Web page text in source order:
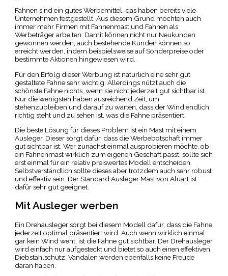
Fahnen sind ein gutes Werbemittel, das haben bereits viele
Unternehmen festgestellt. Aus diesem Grund möchten auch
immer mehr Firmen mit Fahnenmast und Fahnen als
Werbeträger arbeiten. Damit können nicht nur Neukunden
gewonnen werden, auch bestehende Kunden können so
erreicht werden, indem beispielsweise auf Sonderpreise oder
bestimmte Aktionen hingewiesen wird.
Für den Erfolg dieser Werbung ist natürlich eine sehr gut
gestaltete Fahne sehr wichtig. Allerdings nützt auch die
schönste Fahne nichts, wenn sie nicht jederzeit gut sichtbar ist.
Nur die wenigsten haben ausreichend Zeit, um
stehenzubleiben und darauf zu warten, dass der Wind endlich
richtig steht und zu sehen ist, was die Fahne präsentiert.
Die beste Lösung für dieses Problem ist ein Mast mit einem
Ausleger. Dieser sorgt dafür, dass die Werbebotschaft immer
gut sichtbar ist. Wer zunächst einmal ausprobieren möchte, ob
ein Fahnenmast wirklich zum eigenen Geschäft passt, sollte sich
erst einmal für ein relativ preiswertes Modell entscheiden.
Selbstverständlich sollte dieses aber trotzdem auch sehr robust
und effektiv sein. Der Standard Ausleger Mast von Aluart ist
dafür sehr gut geeignet.
Mit Ausleger werben
Ein Drehausleger sorgt bei diesem Modell dafür, dass die Fahne
jederzeit optimal präsentiert wird. Auch wenn wirklich einmal
gar kein Wind weht, ist die Fahne gut sichtbar. Der Drehausleger
wird einfach nur aufgesteckt und bietet so auch einen effektiven
Diebstahlschutz. Vandalen werden ebenfalls keine Freude
daran haben.